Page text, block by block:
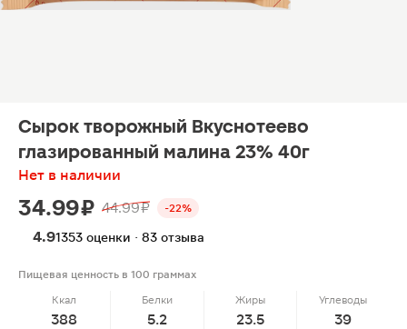
Сырок творожный Вкуснотеево
глазированный малина 23% 40г
Нет в наличии
34.99 ₽ 44.99 ₽ -22%
4.91353 оценки · 83 отзыва
Пищевая ценность в 100 граммах
Ккал
388
Белки
5.2
Жиры
23.5
Углеводы
39